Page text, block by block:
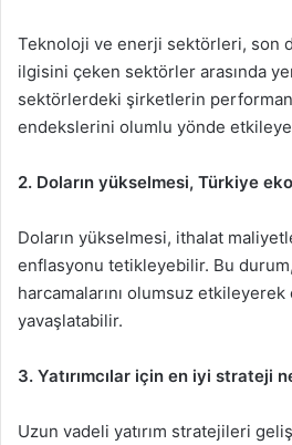
Teknoloji ve enerji sektörleri, son
ilgisini çeken sektörler arasında
sektörlerdeki şirketlerin
endekslerini olumlu yönde
2. Doların yükselmesi, Türkiye
Doların yükselmesi, ithalat
enflasyonu tetikleyebilir. Bu
harcamalarını olumsuz
yavaşlatabilir.
3. Yatırımcılar için en iyi strateji
Uzun vadeli yatırım stratejileri